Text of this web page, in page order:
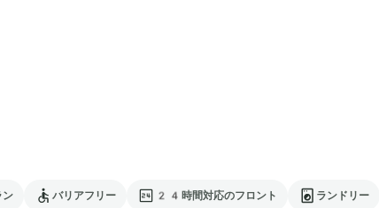
ン バリアフリー 24時間対応のフロント ランドリー